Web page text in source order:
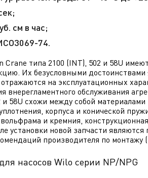
см в час;
74.
Crane типа 2100 (INT), 502 и 58U
Их безусловными
на эксплуатационных
внерегламентного обслуживания
и 58U схожи между собой
корпуса и конической
и кремния,
установки новой запчасти
производителя по монтажу
насосов Wilo серии NP/NPG